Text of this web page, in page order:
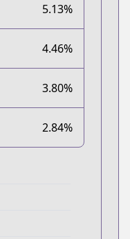
5.13%
4.46%
3.80%
2.84%